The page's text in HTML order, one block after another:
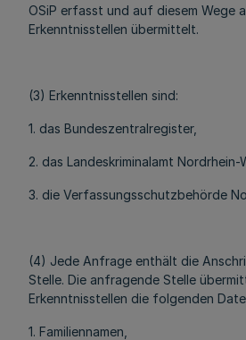
OSiP erfasst und auf diesem Wege
Erkenntnisstellen übermittelt.
(3) Erkenntnisstellen sind:
1. das Bundeszentralregister,
2. das Landeskriminalamt
3. die Verfassungsschutzbehörde
(4) Jede Anfrage enthält die
Stelle. Die anfragende Stelle
Erkenntnisstellen die folgenden
1. Familiennamen,